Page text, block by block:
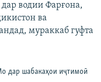
водии Фарғона,
ва
мураккаб гуфта
дар шабакаҳои иҷтимоӣ